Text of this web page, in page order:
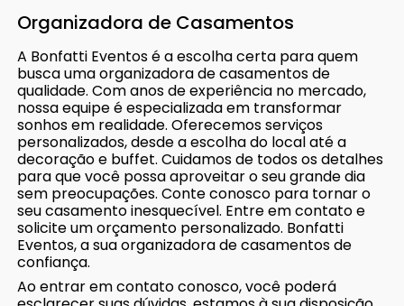
Organizadora de Casamentos
A Bonfatti Eventos é a escolha certa para quem
busca uma organizadora de casamentos de
qualidade. Com anos de experiência no mercado,
nossa equipe é especializada em transformar
sonhos em realidade. Oferecemos serviços
personalizados, desde a escolha do local até a
decoração e buffet. Cuidamos de todos os detalhes
para que você possa aproveitar o seu grande dia
sem preocupações. Conte conosco para tornar o
seu casamento inesquecível. Entre em contato e
solicite um orçamento personalizado. Bonfatti
Eventos, a sua organizadora de casamentos de
confiança.
Ao entrar em contato conosco, você poderá